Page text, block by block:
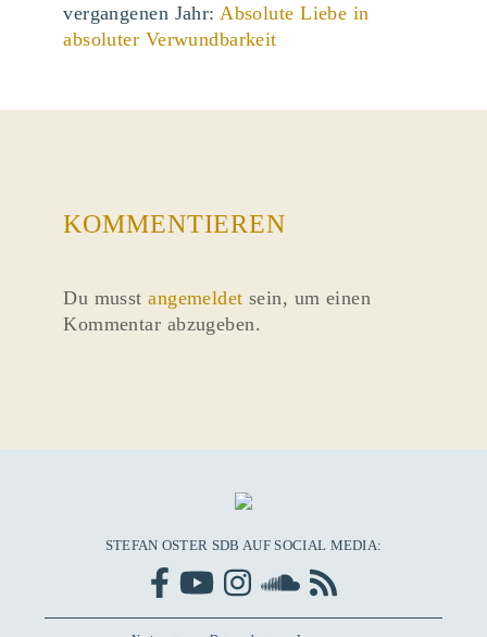
vergangenen Jahr:Absolute Liebe in
absoluter Verwundbarkeit
KOMMENTIEREN
Du musstangemeldet sein, um einen
Kommentar abzugeben.
STEFAN OSTER SDB AUF SOCIAL MEDIA: